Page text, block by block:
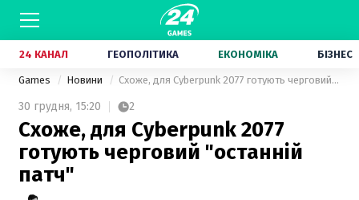
24 КАНАЛ ГЕОПОЛІТИКА ЕКОНОМІКА БІЗНЕС
Games Новини Схоже, для Cyberpunk 2077 готують черговий "останній патч"
30 грудня, 15:20 2
Схоже, для Cyberpunk 2077
готують черговий "останній
патч"